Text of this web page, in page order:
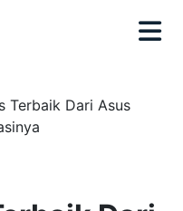
Terbaik Dari Asus